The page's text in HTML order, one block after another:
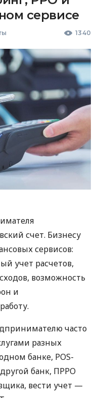
сервисе
1340
счет. Бизнесу
сервисов:
учет расчетов,
возможность
и
часто
разных
банке, POS-
банк, ПРРО
вести учет —